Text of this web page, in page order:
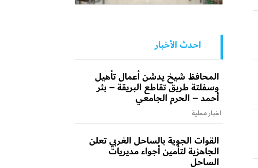
احدث الأخبار
المحافظ شيخ يدشن أعمال تأهيل
وسفلتة طريق تقاطع البريقة – بئر
أحمد – الحرم الجامعي
اخبار محلية
القوات الجوية بالساحل الغربي تعلن
الجاهزية لتأمين أجواء مديريات
الساحل